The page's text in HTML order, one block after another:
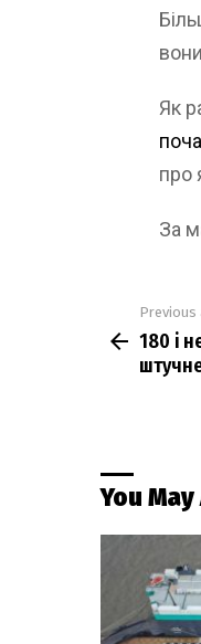
Як
про
За
more
Previous
180 і
You